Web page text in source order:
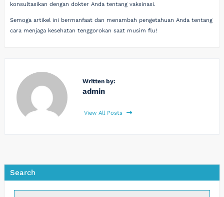
konsultasikan dengan dokter Anda tentang vaksinasi.
Semoga artikel ini bermanfaat dan menambah pengetahuan Anda tentang
cara menjaga kesehatan tenggorokan saat musim flu!
Written by:
admin
View All Posts
Search